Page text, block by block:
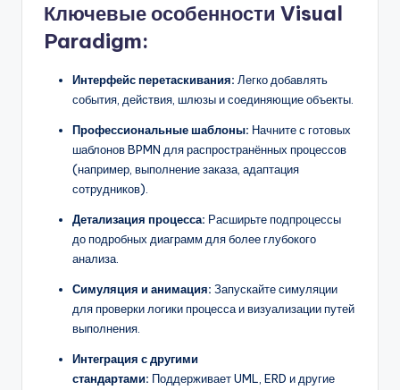
Ключевые особенности Visual
Paradigm:
Интерфейс перетаскивания: Легко добавлять
события, действия, шлюзы и соединяющие объекты.
Профессиональные шаблоны: Начните с готовых
шаблонов BPMN для распространённых процессов
(например, выполнение заказа, адаптация
сотрудников).
Детализация процесса: Расширьте подпроцессы
до подробных диаграмм для более глубокого
анализа.
Симуляция и анимация: Запускайте симуляции
для проверки логики процесса и визуализации путей
выполнения.
Интеграция с другими
стандартами: Поддерживает UML, ERD и другие